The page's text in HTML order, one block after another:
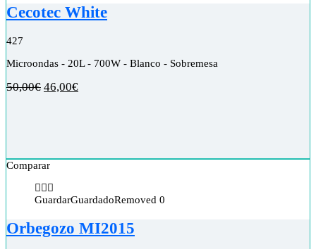
Cecotec White
427
Microondas - 20L - 700W - Blanco - Sobremesa
50,00€ 46,00€
Comparar
GuardarGuardadoRemoved 0
Orbegozo MI2015